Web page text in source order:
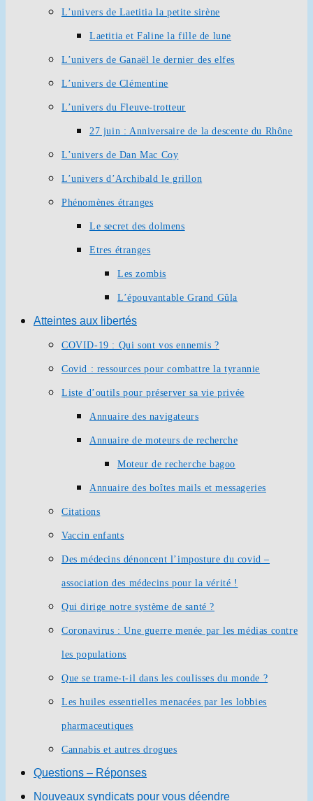
L’univers de Laetitia la petite sirène
Laetitia et Faline la fille de lune
L’univers de Ganaël le dernier des elfes
L’univers de Clémentine
L’univers du Fleuve-trotteur
27 juin : Anniversaire de la descente du Rhône
L’univers de Dan Mac Coy
L’univers d’Archibald le grillon
Phénomènes étranges
Le secret des dolmens
Etres étranges
Les zombis
L’épouvantable Grand Gûla
Atteintes aux libertés
COVID-19 : Qui sont vos ennemis ?
Covid : ressources pour combattre la tyrannie
Liste d’outils pour préserver sa vie privée
Annuaire des navigateurs
Annuaire de moteurs de recherche
Moteur de recherche bagoo
Annuaire des boîtes mails et messageries
Citations
Vaccin enfants
Des médecins dénoncent l’imposture du covid –
association des médecins pour la vérité !
Qui dirige notre système de santé ?
Coronavirus : Une guerre menée par les médias contre
les populations
Que se trame-t-il dans les coulisses du monde ?
Les huiles essentielles menacées par les lobbies
pharmaceutiques
Cannabis et autres drogues
Questions – Réponses
Nouveaux syndicats pour vous déendre